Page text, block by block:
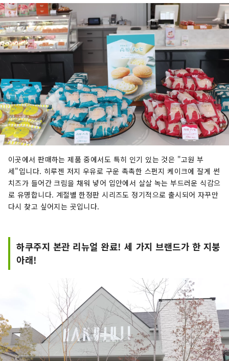
이곳에서 판매하는 제품 중에서도 특히 인기 있는 것은 "고원 부
세"입니다. 히루젠 저지 우유로 구운 촉촉한 스펀지 케이크에 잘게 썬
치즈가 들어간 크림을 채워 넣어 입안에서 살살 녹는 부드러운 식감으
로 유명합니다. 계절별 한정판 시리즈도 정기적으로 출시되어 자꾸만
다시 찾고 싶어지는 곳입니다.
하쿠주지 본관 리뉴얼 완료! 세 가지 브랜드가 한 지붕
아래!